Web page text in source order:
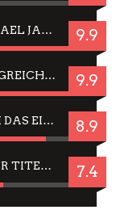
WEGEN DES ERFOLGES – MJ: MICHAEL JACKSON MUSICAL IN EINER MATINEE SEHEN 9.9
JELLYFISH HAMBURG: DAS ERFOLGREICHE SOMMER-MENÜ 2025 IN GEFÜHLEN UND BILDERN 9.9
CÉSAR FÜR JIM CARREY? WARUM DAS EINER DER NERVIGSTEN ACTORS IST UND BLEIBT 8.9
JING JING: IN-THAI RÄUMT WIEDER TITEL AB – EIN ZWEI-STUNDEN-ERLEBNISBERICHT 7.4